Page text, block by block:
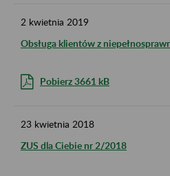
2 kwietnia 2019
Obsługa klientów z
Pobierz 3661 kB
23 kwietnia 2018
ZUS dla Ciebie nr 2/2018